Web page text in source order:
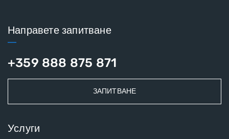
Направете запитване
+359 888 875 871
ЗАПИТВАНЕ
Услуги